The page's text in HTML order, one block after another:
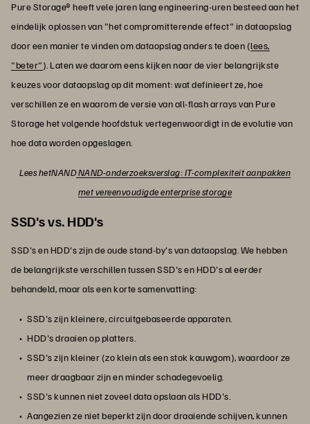
Pure Storage® heeft vele jaren lang engineering-uren besteed aan het
eindelijk oplossen van "het compromitterende effect" in dataopslag
door een manier te vinden om dataopslag anders te doen (lees,
"beter"). Laten we daarom eens kijken naar de vier belangrijkste
keuzes voor dataopslag op dit moment: wat definieert ze, hoe
verschillen ze en waarom de versie van all-flash arrays van Pure
Storage het volgende hoofdstuk vertegenwoordigt in de evolutie van
hoe data worden opgeslagen.
Lees hetNANDNAND-onderzoeksverslag: IT-complexiteit aanpakken
met vereenvoudigde enterprise storage
SSD's vs. HDD's
SSD's en HDD's zijn de oude stand-by's van dataopslag. We hebben
de belangrijkste verschillen tussen SSD's en HDD's al eerder
behandeld, maar als een korte samenvatting:
SSD's zijn kleinere, circuitgebaseerde apparaten.
HDD's draaien op platters.
SSD's zijn kleiner (zo klein als een stok kauwgom), waardoor ze
meer draagbaar zijn en minder schadegevoelig.
SSD's kunnen niet zoveel data opslaan als HDD's.
Aangezien ze niet beperkt zijn door draaiende schijven, kunnen